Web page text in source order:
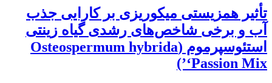
تأثیر همزیستی میکوریزی بر کارایی جذب
آب و برخی شاخص‌های رشدی گیاه زینتی
استئوسپرموم (Osteospermum hybrida
‘Passion Mix’)